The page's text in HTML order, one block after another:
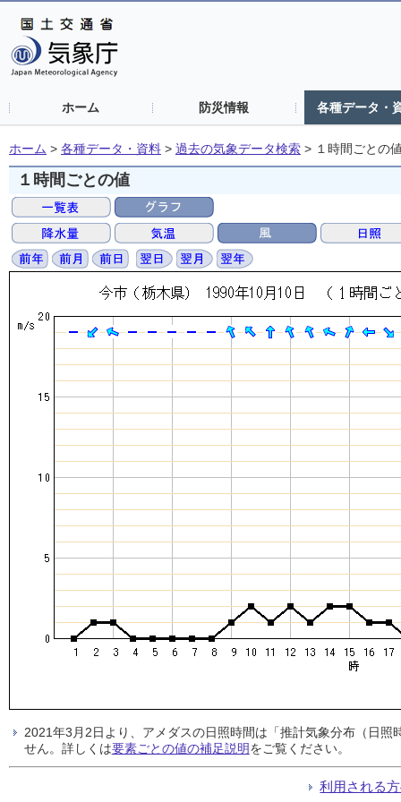
ホーム 防災情報 各種データ・
ホーム > 各種データ・資料 > 過去の気象データ検索 > １時間ごとの
１時間ごとの値
2021年3月2日より、アメダスの日照時間は「推計気象分布（日
せん。詳しくは要素ごとの値の補足説明をご覧ください。
利用される